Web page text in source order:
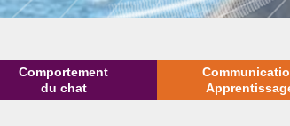
Comportement
du chat